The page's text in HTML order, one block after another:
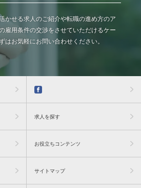
かせる求人のご紹介や転職の進め方のア
雇用条件の交渉をさせていただけるケー
はお気軽にお問い合わせください。
求人を探す
お役立ちコンテンツ
サイトマップ